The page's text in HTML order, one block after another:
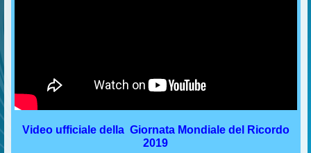
Video ufficiale della Giornata Mondiale del Ricordo
2019